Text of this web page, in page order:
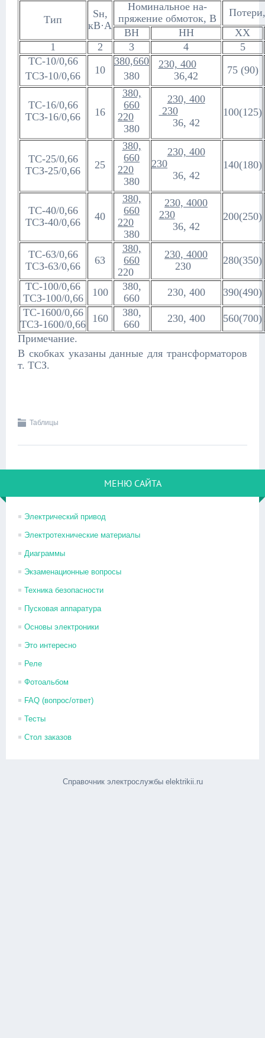
Тип
Sн,
кВ·А
Номинальное на-
пряжение обмоток, В
ВН
НН
ХХ
1
2 3 4
5
ТС-10/0,66
ТСЗ-10/0,66
10
380,660
380
230, 400
36,42
75 (90)
ТС-16/0,66
ТСЗ-16/0,66
16
380,
660
220
380
230, 400
230
36, 42
100(125)
ТС-25/0,66
ТСЗ-25/0,66
25
380,
660
220
380
230, 400
230
36, 42
140(180)
ТС-40/0,66
ТСЗ-40/0,66
40
380,
660
220
380
230, 4000
230
36, 42
200(250)
ТС-63/0,66
ТСЗ-63/0,66
63
380,
660
220
230, 4000
230
280(350)
ТС-100/0,66
ТСЗ-100/0,66
100
380,
660
230, 400 390(490)
ТС-1600/0,66
ТСЗ-1600/0,66 160
380,
660
230, 400 560(700)
Примечание.
В скобках указаны данные для трансформаторов
т. ТСЗ.
Таблицы
МЕНЮ САЙТА
Электрический привод
Электротехнические материалы
Диаграммы
Экзаменационные вопросы
Техника безопасности
Пусковая аппаратура
Основы электроники
Это интересно
Реле
Фотоальбом
FAQ (вопрос/ответ)
Тесты
Стол заказов
Справочник электрослужбы elektrikii.ru